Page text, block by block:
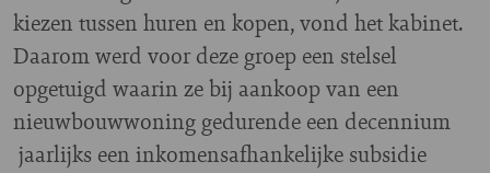
kiezen tussen huren en kopen, vond het kabinet.
Daarom werd voor deze groep een stelsel
opgetuigd waarin ze bij aankoop van een
nieuwbouwwoning gedurende een decennium
jaarlijks een inkomensafhankelijke subsidie